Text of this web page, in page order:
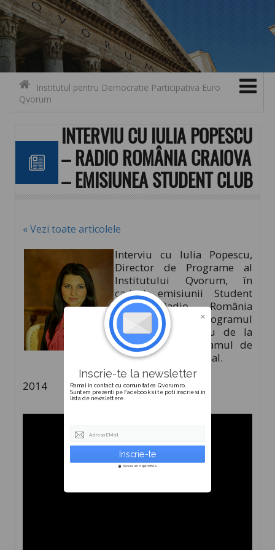
Contact
Skip to content
Institutul pentru Democratie Participativa Euro
Qvorum
INTERVIU CU IULIA POPESCU
– RADIO ROMÂNIA CRAIOVA
– EMISIUNEA STUDENT CLUB
« Vezi toate articolele
Interviu cu Iulia Popescu,
Director de Programe al
Institutului Qvorum, în
cadrul emisiunii Student
Club, Radio România
Craiova, despre programul
Vizitelor de Studiu de la
Bruxelles și programul de
Coaching Instituțional.
2014
Inscrie-te la newsletter
Ramai in contact cu comunitatea Qvorum.ro.
Suntem prezenti pe Facebook si te poti inscrie si in
lista de newslettere.
Adresa EMail
Secure and Spam free...